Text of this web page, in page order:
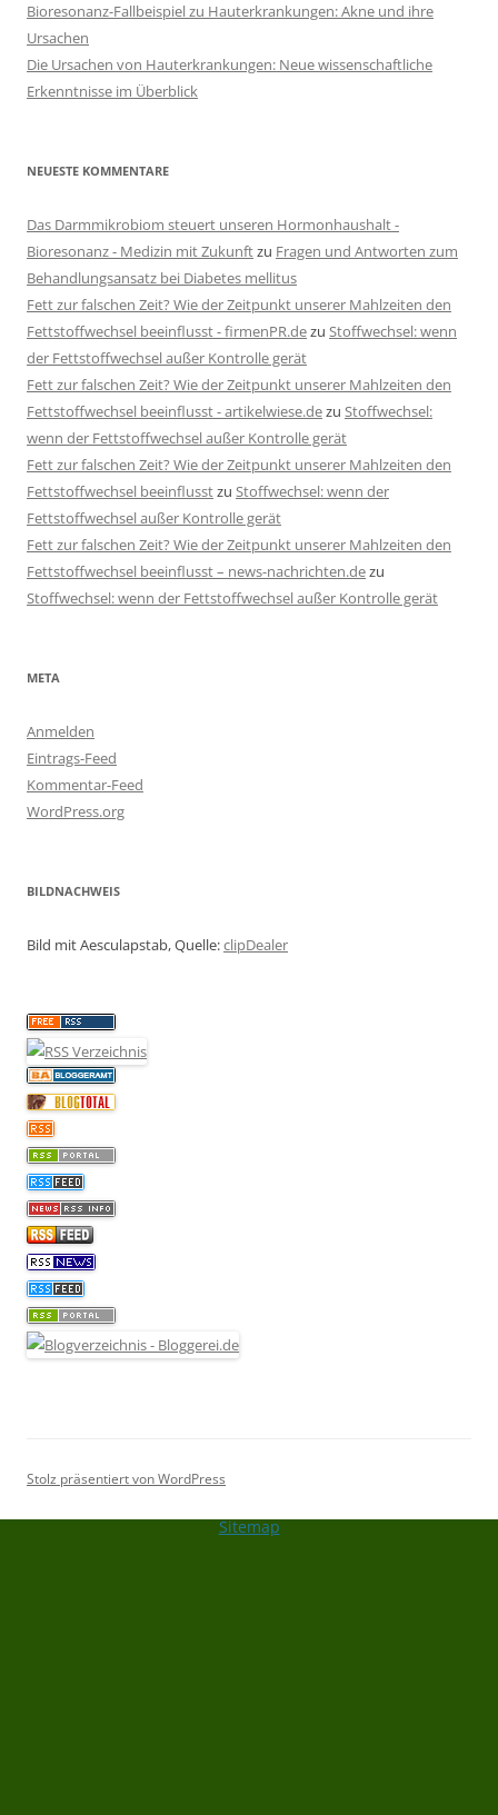
Bioresonanz-Fallbeispiel zu Hauterkrankungen: Akne und ihre
Ursachen
Die Ursachen von Hauterkrankungen: Neue wissenschaftliche
Erkenntnisse im Überblick
NEUESTE KOMMENTARE
Das Darmmikrobiom steuert unseren Hormonhaushalt -
Bioresonanz - Medizin mit Zukunftzu Fragen und Antworten zum
Behandlungsansatz bei Diabetes mellitus
Fett zur falschen Zeit? Wie der Zeitpunkt unserer Mahlzeiten den
Fettstoffwechsel beeinflusst - firmenPR.dezu Stoffwechsel: wenn
der Fettstoffwechsel außer Kontrolle gerät
Fett zur falschen Zeit? Wie der Zeitpunkt unserer Mahlzeiten den
Fettstoffwechsel beeinflusst - artikelwiese.dezu Stoffwechsel:
wenn der Fettstoffwechsel außer Kontrolle gerät
Fett zur falschen Zeit? Wie der Zeitpunkt unserer Mahlzeiten den
Fettstoffwechsel beeinflusstzu Stoffwechsel: wenn der
Fettstoffwechsel außer Kontrolle gerät
Fett zur falschen Zeit? Wie der Zeitpunkt unserer Mahlzeiten den
Fettstoffwechsel beeinflusst – news-nachrichten.dezu
Stoffwechsel: wenn der Fettstoffwechsel außer Kontrolle gerät
META
Anmelden
Eintrags-Feed
Kommentar-Feed
WordPress.org
BILDNACHWEIS
Bild mit Aesculapstab, Quelle:clipDealer
Stolz präsentiert von WordPress
Sitemap